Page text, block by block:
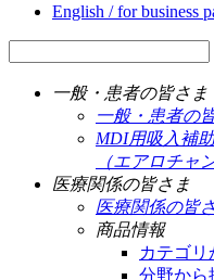
English / for business
一般・患者の皆さま
一般・患者の
MDI用吸入補
（エアロチャ
医療関係の皆さま
医療関係の皆
商品情報
カテゴリ
分野から